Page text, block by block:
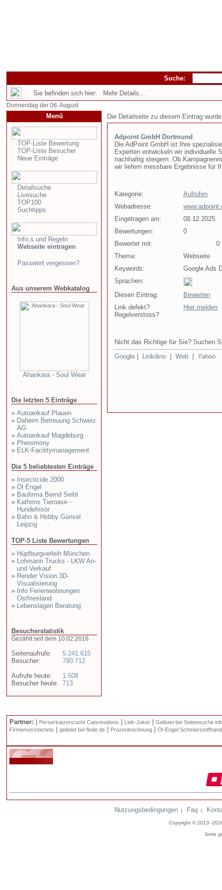
Suche:
Sie befinden sich hier: Mehr Details...
Donnerstag der 06. August
Menü
TOP-Liste Bewertung
TOP-Liste Besucher
Neue Einträge
Detailsuche
Livesuche
TOP100
Suchtipps
Info,s und Regeln
Webseite eintragen
Passwort vergessen?
Aus unserem Webkatalog
Ahankara - Soul Wear
Die letzten 5 Einträge
» Autoankauf Plauen
» Daheim Betreuung Schweiz
AG
» Autoankauf Magdeburg
» Pheromony
» ELK-Facilitymanagement
Die 5 beliebtesten Einträge
» Insecticide 2000
» Öl Engel
» Baufirma Bernd Seibt
» Kathrins Tieroase -
Hundefrisör
» Bahn & Hobby Günsel
Leipzig
TOP-5 Liste Bewertungen
» Hüpfburgverleih München
» Lohmann Trucks - LKW An-
und Verkauf
» Render Vision 3D-
Visualisierung
» Info Ferienwohnungen
Ostfriesland
» Lebenslagen Beratung
Besucherstatistik
Gezählt seit dem 10.02.2016
Seitenaufrufe:
Besucher:
Aufrufe heute:
Besucher heute:
5.241.615
790.712
1.508
713
Die Detailseite zu diesem Eintrag
Adpoint GmbH Dortmund
Die AdPoint GmbH ist Ihre
Experten entwickeln wir individuelle
nachhaltig steigern. Ob
wir liefern messbare Ergebnisse für
Kategorie:
Aufrufen
Webadresse:
Eingetragen am:
08.12.2025
Bewertungen:
0
Bewertet mit:
0
Thema:
Webseite
Keywords:
Google Ads
Sprachen:
Diesen Eintrag:
Bewerten
Link defekt?
Regelverstoss?
Hier melden
Nicht das Richtige für Sie? Suchen
Google
Linkdino Web Yahoo
Partner: Perserkatzenzucht Catsresidens Link-Joker
Gelistet bei
Firmenverzeichnis
gelistet bei finde.de Prozentrechnung Öl-Engel
Nutzungsbedingungen | Faq |
Copyright © 2013 -
Seite